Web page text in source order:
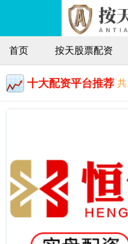
首页 按天股票配资
十大配资平台推荐 共